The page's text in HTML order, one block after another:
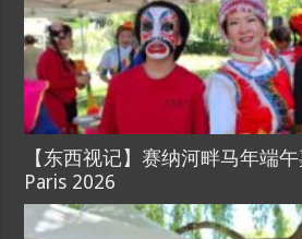
【东西视记】赛纳河畔马年端
Paris 2026